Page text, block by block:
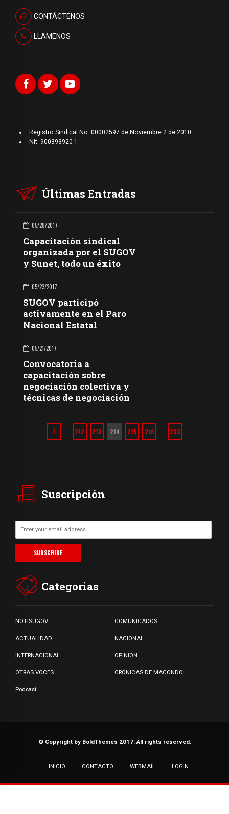
CONTÁCTENOS
LLAMENOS
Registro Sindical No. 00002597 de Noviembre 2 de 2010
Nit: 900393920-1
Últimas Entradas
05/28/2017
Capacitación sindical
organizada por el SUGOV
y Sunet, todo un éxito
05/23/2017
SUGOV participó
activamente en el Paro
Nacional Estatal
05/21/2017
Convocatoria a
capacitación sobre
negociación colectiva y
técnicas de negociación
1 212 213 214 215 216 233
Suscripción
Categorias
NOTISUGOV COMUNICADOS
ACTUALIDAD NACIONAL
INTERNACIONAL OPINION
OTRAS VOCES CRÓNICAS DE MACONDO
Podcast
© Copyright by BoldThemes 2017. All rights reserved.
INICIO CONTACTO WEBMAIL LOGIN